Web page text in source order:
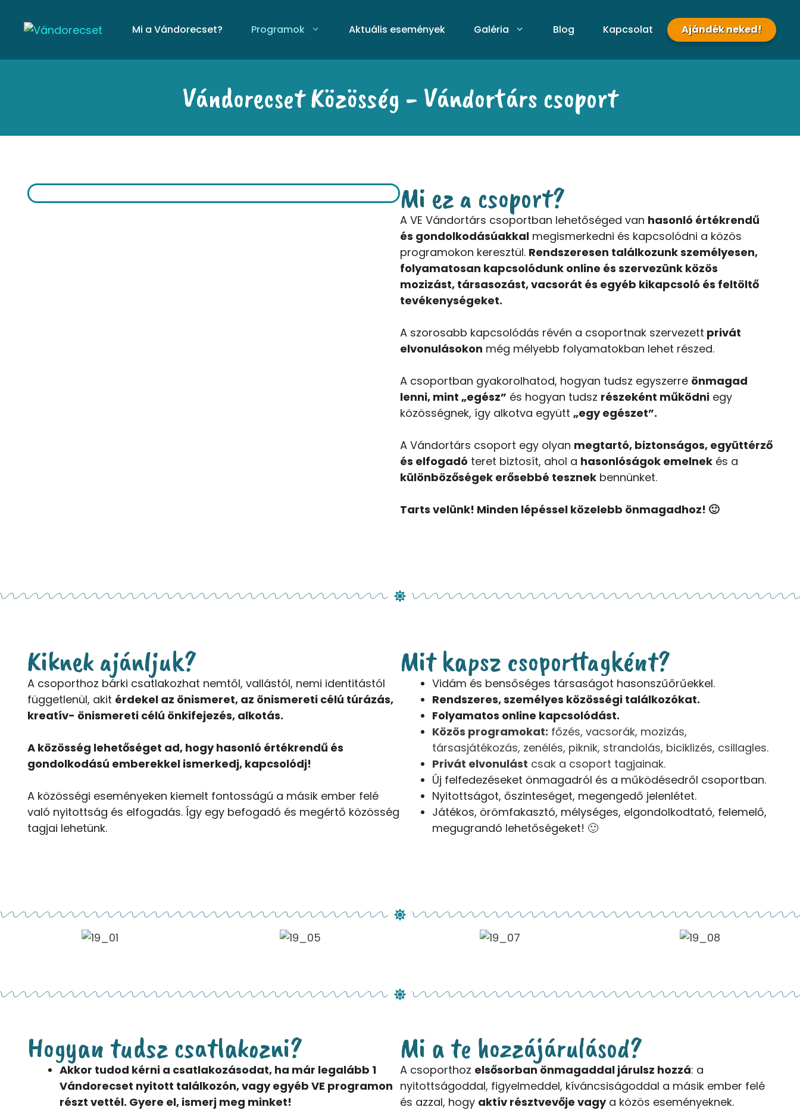
Mi a Vándorecset? Programok Aktuális események Galéria Blog Kapcsolat Ajándék neked!
Vándorecset Közösség - Vándortárs csoport
Mi ez a csoport?
A VE Vándortárs csoportban lehetőséged van hasonló értékrendű
és gondolkodásúakkal megismerkedni és kapcsolódni a közös
programokon keresztül. Rendszeresen találkozunk személyesen,
folyamatosan kapcsolódunk online és szervezünk közös
mozizást, társasozást, vacsorát és egyéb kikapcsoló és feltöltő
tevékenységeket.
A szorosabb kapcsolódás révén a csoportnak szervezett privát
elvonulásokon még mélyebb folyamatokban lehet részed.
A csoportban gyakorolhatod, hogyan tudsz egyszerre önmagad
lenni, mint „egész” és hogyan tudsz részeként működni egy
közösségnek, így alkotva együtt „egy egészet”.
A Vándortárs csoport egy olyan megtartó, biztonságos, együttérző
és elfogadó teret biztosít, ahol a hasonlóságok emelnek és a
különbözőségek erősebbé tesznek bennünket.
Tarts velünk! Minden lépéssel közelebb önmagadhoz! 🙂
Kiknek ajánljuk?
A csoporthoz bárki csatlakozhat nemtől, vallástól, nemi identitástól
függetlenül, akit érdekel az önismeret, az önismereti célú túrázás,
kreatív- önismereti célú önkifejezés, alkotás.
A közösség lehetőséget ad, hogy hasonló értékrendű és
gondolkodású emberekkel ismerkedj, kapcsolódj!
A közösségi eseményeken kiemelt fontosságú a másik ember felé
való nyitottság és elfogadás. Így egy befogadó és megértő közösség
tagjai lehetünk.
Mit kapsz csoporttagként?
Vidám és bensőséges társaságot hasonszűőrűekkel.
Rendszeres, személyes közösségi találkozókat.
Folyamatos online kapcsolódást.
Közös programokat: főzés, vacsorák, mozizás,
társasjátékozás, zenélés, piknik, strandolás, biciklizés, csillagles.
Privát elvonulást csak a csoport tagjainak.
Új felfedezéseket önmagadról és a működésedről csoportban.
Nyitottságot, őszinteséget, megengedő jelenlétet.
Játékos, örömfakasztó, mélységes, elgondolkodtató, felemelő,
megugrandó lehetőségeket! 🙂
Hogyan tudsz csatlakozni?
Akkor tudod kérni a csatlakozásodat, ha már legalább 1
Vándorecset nyitott találkozón, vagy egyéb VE programon
részt vettél. Gyere el, ismerj meg minket!
Mi a te hozzájárulásod?
A csoporthoz elsősorban önmagaddal járulsz hozzá: a
nyitottságoddal, figyelmeddel, kíváncsiságoddal a másik ember felé
és azzal, hogy aktív résztvevője vagya közös eseményeknek.